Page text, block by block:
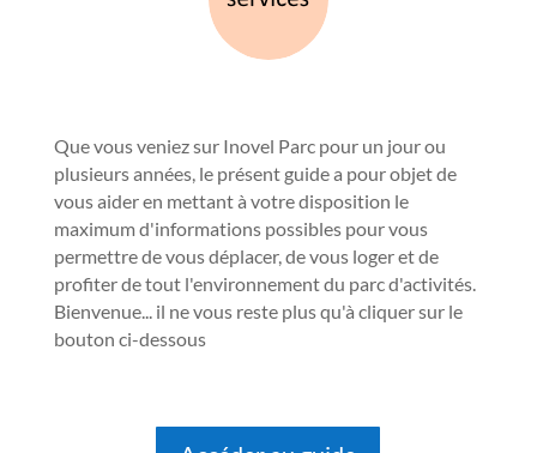
Que vous veniez sur Inovel Parc pour un jour ou
plusieurs années, le présent guide a pour objet de
vous aider en mettant à votre disposition le
maximum d'informations possibles pour vous
permettre de vous déplacer, de vous loger et de
profiter de tout l'environnement du parc d'activités.
Bienvenue... il ne vous reste plus qu'à cliquer sur le
bouton ci-dessous